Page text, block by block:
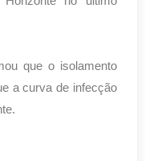
que o isolamento
a curva de infecção